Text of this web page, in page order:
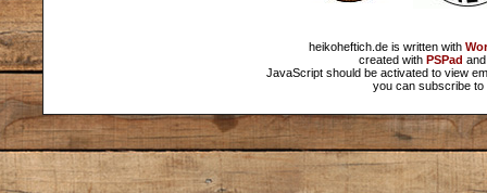
heikoheftich.de is written with
created with PSPad
JavaScript should be activated to view
you can subscribe